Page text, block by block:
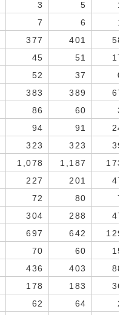
3 5
1
7 6
1
377 401
58
45 51
17
52 37
0
383 389
67
86 60
3
94 91
24
323 323
39
1,078 1,187
173
227 201
47
72 80
7
304 288
47
697 642
129
70 60
15
436 403
88
178 183
36
62 64 2